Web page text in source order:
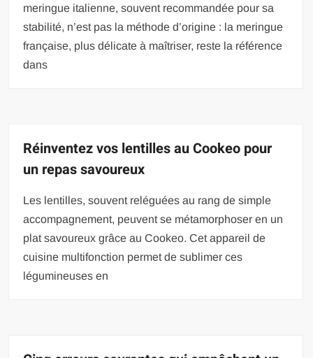
meringue italienne, souvent recommandée pour sa
stabilité, n’est pas la méthode d’origine : la meringue
française, plus délicate à maîtriser, reste la référence
dans
Réinventez vos lentilles au Cookeo pour
un repas savoureux
Les lentilles, souvent reléguées au rang de simple
accompagnement, peuvent se métamorphoser en un
plat savoureux grâce au Cookeo. Cet appareil de
cuisine multifonction permet de sublimer ces
légumineuses en